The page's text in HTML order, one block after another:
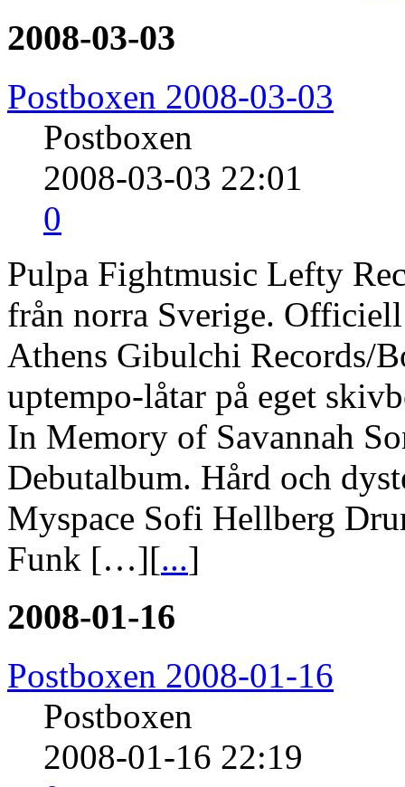
2008-03-03
Postboxen 2008-03-03
Postboxen
2008-03-03 22:01
0
Pulpa Fightmusic Lefty
från norra Sverige.
Athens Gibulchi Records/
uptempo-låtar på eget
In Memory of Savannah
Debutalbum. Hård och
Myspace Sofi Hellberg
Funk […][...]
2008-01-16
Postboxen 2008-01-16
Postboxen
2008-01-16 22:19